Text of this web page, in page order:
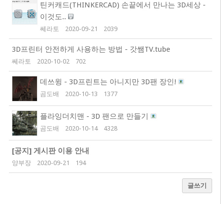
틴커캐드(THINKERCAD) 손끝에서 만나는 3D세상 -
이것도..
쎄라토 2020-09-21 2039
3D프린터 안전하게 사용하는 방법 - 갓쌤TV.tube
쎄라토 2020-10-02 702
데쓰윙 - 3D프린트는 아니지만 3D팬 장인!
곰도배 2020-10-13 1377
플라잉더치맨 - 3D 팬으로 만들기
곰도배 2020-10-14 4328
[공지] 게시판 이용 안내
양부장 2020-09-21 194
글쓰기